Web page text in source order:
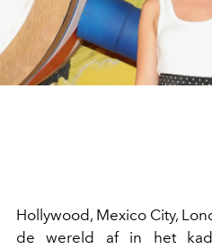
Hollywood, Mexico City,
de wereld af in het